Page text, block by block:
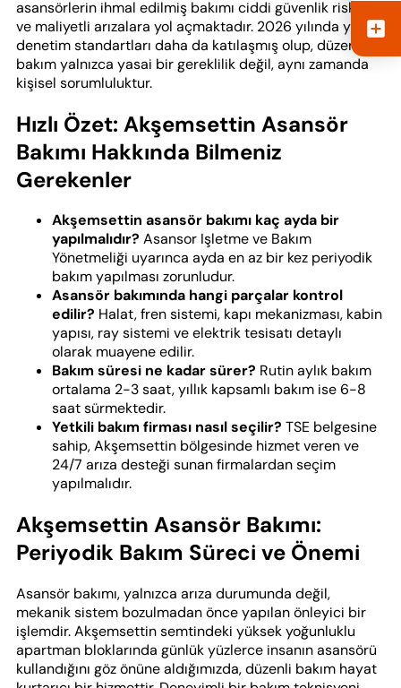
asansörlerin ihmal edilmiş bakımı ciddi güvenlik riskleri
ve maliyetli arızalara yol açmaktadır. 2026 yılında yapı
denetim standartları daha da katılaşmış olup, düzenli
bakım yalnızca yasai bir gereklilik değil, aynı zamanda
kişisel sorumluluktur.
Hızlı Özet: Akşemsettin Asansör
Bakımı Hakkında Bilmeniz
Gerekenler
Akşemsettin asansör bakımı kaç ayda bir
yapılmalıdır? Asansor Işletme ve Bakım
Yönetmeliği uyarınca ayda en az bir kez periyodik
bakım yapılması zorunludur.
Asansör bakımında hangi parçalar kontrol
edilir? Halat, fren sistemi, kapı mekanizması, kabin
yapısı, ray sistemi ve elektrik tesisatı detaylı
olarak muayene edilir.
Bakım süresi ne kadar sürer? Rutin aylık bakım
ortalama 2-3 saat, yıllık kapsamlı bakım ise 6-8
saat sürmektedir.
Yetkili bakım firması nasıl seçilir? TSE belgesine
sahip, Akşemsettin bölgesinde hizmet veren ve
24/7 arıza desteği sunan firmalardan seçim
yapılmalıdır.
Akşemsettin Asansör Bakımı:
Periyodik Bakım Süreci ve Önemi
Asansör bakımı, yalnızca arıza durumunda değil,
mekanik sistem bozulmadan önce yapılan önleyici bir
işlemdir. Akşemsettin semtindeki yüksek yoğunluklu
apartman bloklarında günlük yüzlerce insanın asansörü
kullandığını göz önüne aldığımızda, düzenli bakım hayat